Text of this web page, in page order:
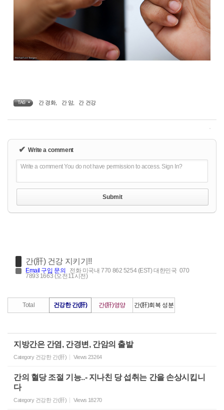
TAG • 간 경화, 간 암, 간 건강
✔ Write a comment
Write a comment You do not have permission to access. Sign In?
간(肝) 건강 지키기!!
Email 구입 문의 전화 미국내 770 862 5254 (EST) 대한민국 070
7893 1663 (오전11시전)
Total 건강한 간(肝) 간(肝)영양 간(肝)회복 성분
지방간은 간염, 간경변, 간암의 출발
Category 건강한 간(肝) Views 23264
간의 혈당 조절 기능..- 지나친 당 섭취는 간을 손상시킵니
다
Category 건강한 간(肝) Views 18270